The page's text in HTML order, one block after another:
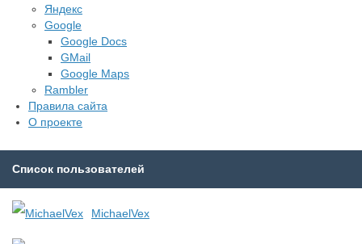
Яндекс
Google
Google Docs
GMail
Google Maps
Rambler
Правила сайта
О проекте
Список пользователей
MichaelVex